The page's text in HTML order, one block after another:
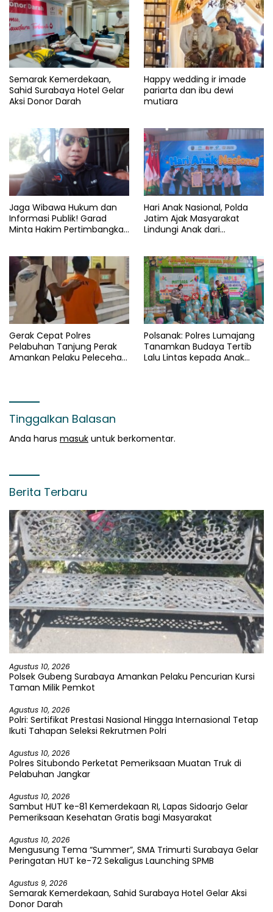
Semarak Kemerdekaan,
Sahid Surabaya Hotel Gelar
Aksi Donor Darah
Happy wedding ir imade
pariarta dan ibu dewi
mutiara
Jaga Wibawa Hukum dan
Informasi Publik! Garad
Minta Hakim Pertimbangkan
Hari Anak Nasional, Polda
Jatim Ajak Masyarakat
Lindungi Anak dari
Gerak Cepat Polres
Pelabuhan Tanjung Perak
Amankan Pelaku Pelecehan
Polsanak: Polres Lumajang
Tanamkan Budaya Tertib
Lalu Lintas kepada Anak
Tinggalkan Balasan
Anda harus masuk untuk berkomentar.
Berita Terbaru
Agustus 10, 2026
Polsek Gubeng Surabaya Amankan Pelaku Pencurian Kursi
Taman Milik Pemkot
Agustus 10, 2026
Polri: Sertifikat Prestasi Nasional Hingga Internasional Tetap
Ikuti Tahapan Seleksi Rekrutmen Polri
Agustus 10, 2026
Polres Situbondo Perketat Pemeriksaan Muatan Truk di
Pelabuhan Jangkar
Agustus 10, 2026
Sambut HUT ke-81 Kemerdekaan RI, Lapas Sidoarjo Gelar
Pemeriksaan Kesehatan Gratis bagi Masyarakat
Agustus 10, 2026
Mengusung Tema “Summer”, SMA Trimurti Surabaya Gelar
Peringatan HUT ke-72 Sekaligus Launching SPMB
Agustus 9, 2026
Semarak Kemerdekaan, Sahid Surabaya Hotel Gelar Aksi
Donor Darah